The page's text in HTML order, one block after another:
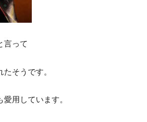
言って
そうです。
用しています。